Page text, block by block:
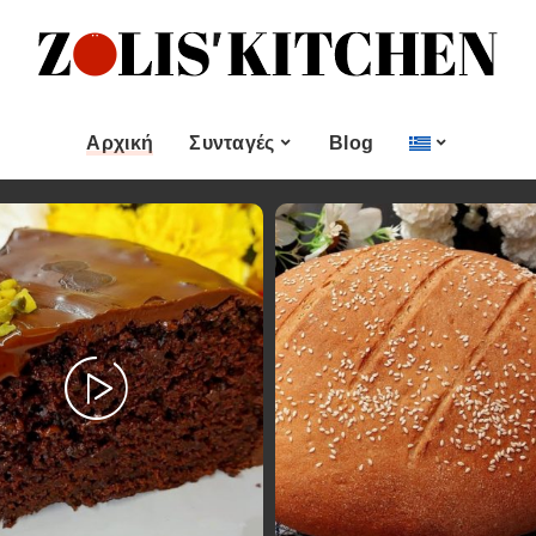
Αρχική Συνταγές
Κατηγορίες
Ορεκτικα & μεζεδες
Ψωμι
Κουλούρια και
Μπισκότα
Γλυκό και Επιδόρπιο
Ποτά και Χυμοί
Ψάρι και Θαλασσινά
Σάλτσες και Αλοιφές
Εποχιακές Συνταγές
Χριστουγεννιάτικες
Συνταγές
Πασχαλινές Συνταγές
Νηστίσιμες Συνταγές
Συνταγές για Αγίου
Βαλεντίνου
Blog
Αλοιφές
Εποχιακές Συνταγές
Συνταγές για Αγίου
Βαλεντίνου